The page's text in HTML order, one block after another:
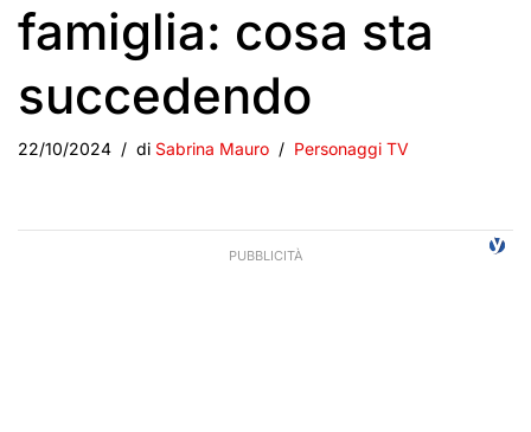
famiglia: cosa sta
succedendo
22/10/2024 di Sabrina Mauro Personaggi TV